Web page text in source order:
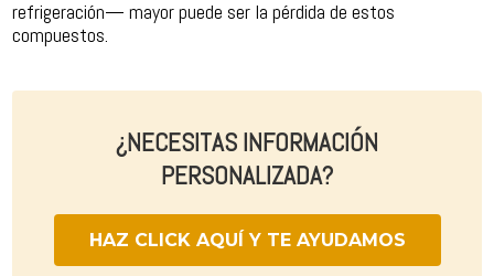
refrigeración— mayor puede ser la pérdida de estos
compuestos.
¿NECESITAS INFORMACIÓN
PERSONALIZADA?
HAZ CLICK AQUÍ Y TE AYUDAMOS